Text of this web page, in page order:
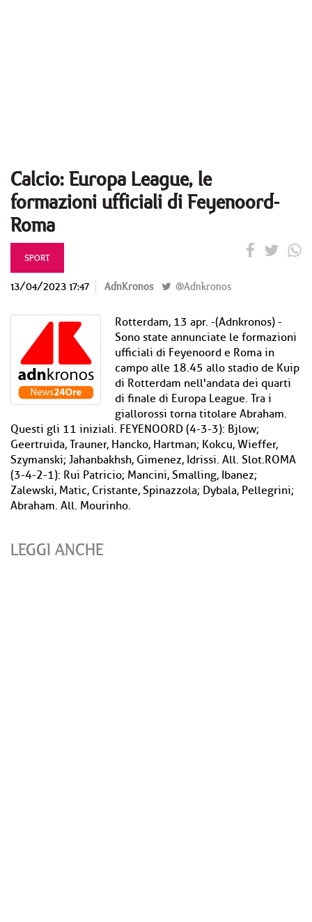
Calcio: Europa League, le
formazioni ufficiali di Feyenoord-
Roma
SPORT
13/04/2023 17:47 AdnKronos @Adnkronos
Rotterdam, 13 apr. -(Adnkronos) -
Sono state annunciate le formazioni
ufficiali di Feyenoord e Roma in
campo alle 18.45 allo stadio de Kuip
di Rotterdam nell'andata dei quarti
di finale di Europa League. Tra i
giallorossi torna titolare Abraham.
Questi gli 11 iniziali. FEYENOORD (4-3-3): Bjlow;
Geertruida, Trauner, Hancko, Hartman; Kokcu, Wieffer,
Szymanski; Jahanbakhsh, Gimenez, Idrissi. All. Slot.ROMA
(3-4-2-1): Rui Patricio; Mancini, Smalling, Ibanez;
Zalewski, Matic, Cristante, Spinazzola; Dybala, Pellegrini;
Abraham. All. Mourinho.
LEGGI ANCHE